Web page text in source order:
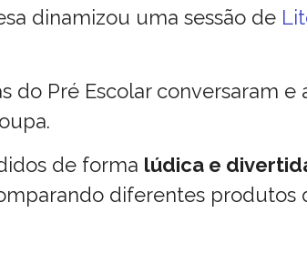
dinamizou uma sessão de
do Pré Escolar conversaram e
de forma lúdica e
diferentes produtos